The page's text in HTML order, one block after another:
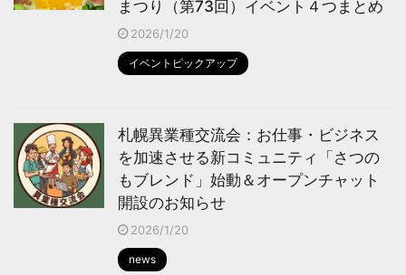
まつり（第73回）イベント４つまとめ
2026/1/20
イベントピックアップ
札幌異業種交流会：お仕事・ビジネス
を加速させる新コミュニティ「さつの
もブレンド」始動＆オープンチャット
開設のお知らせ
2026/1/20
news